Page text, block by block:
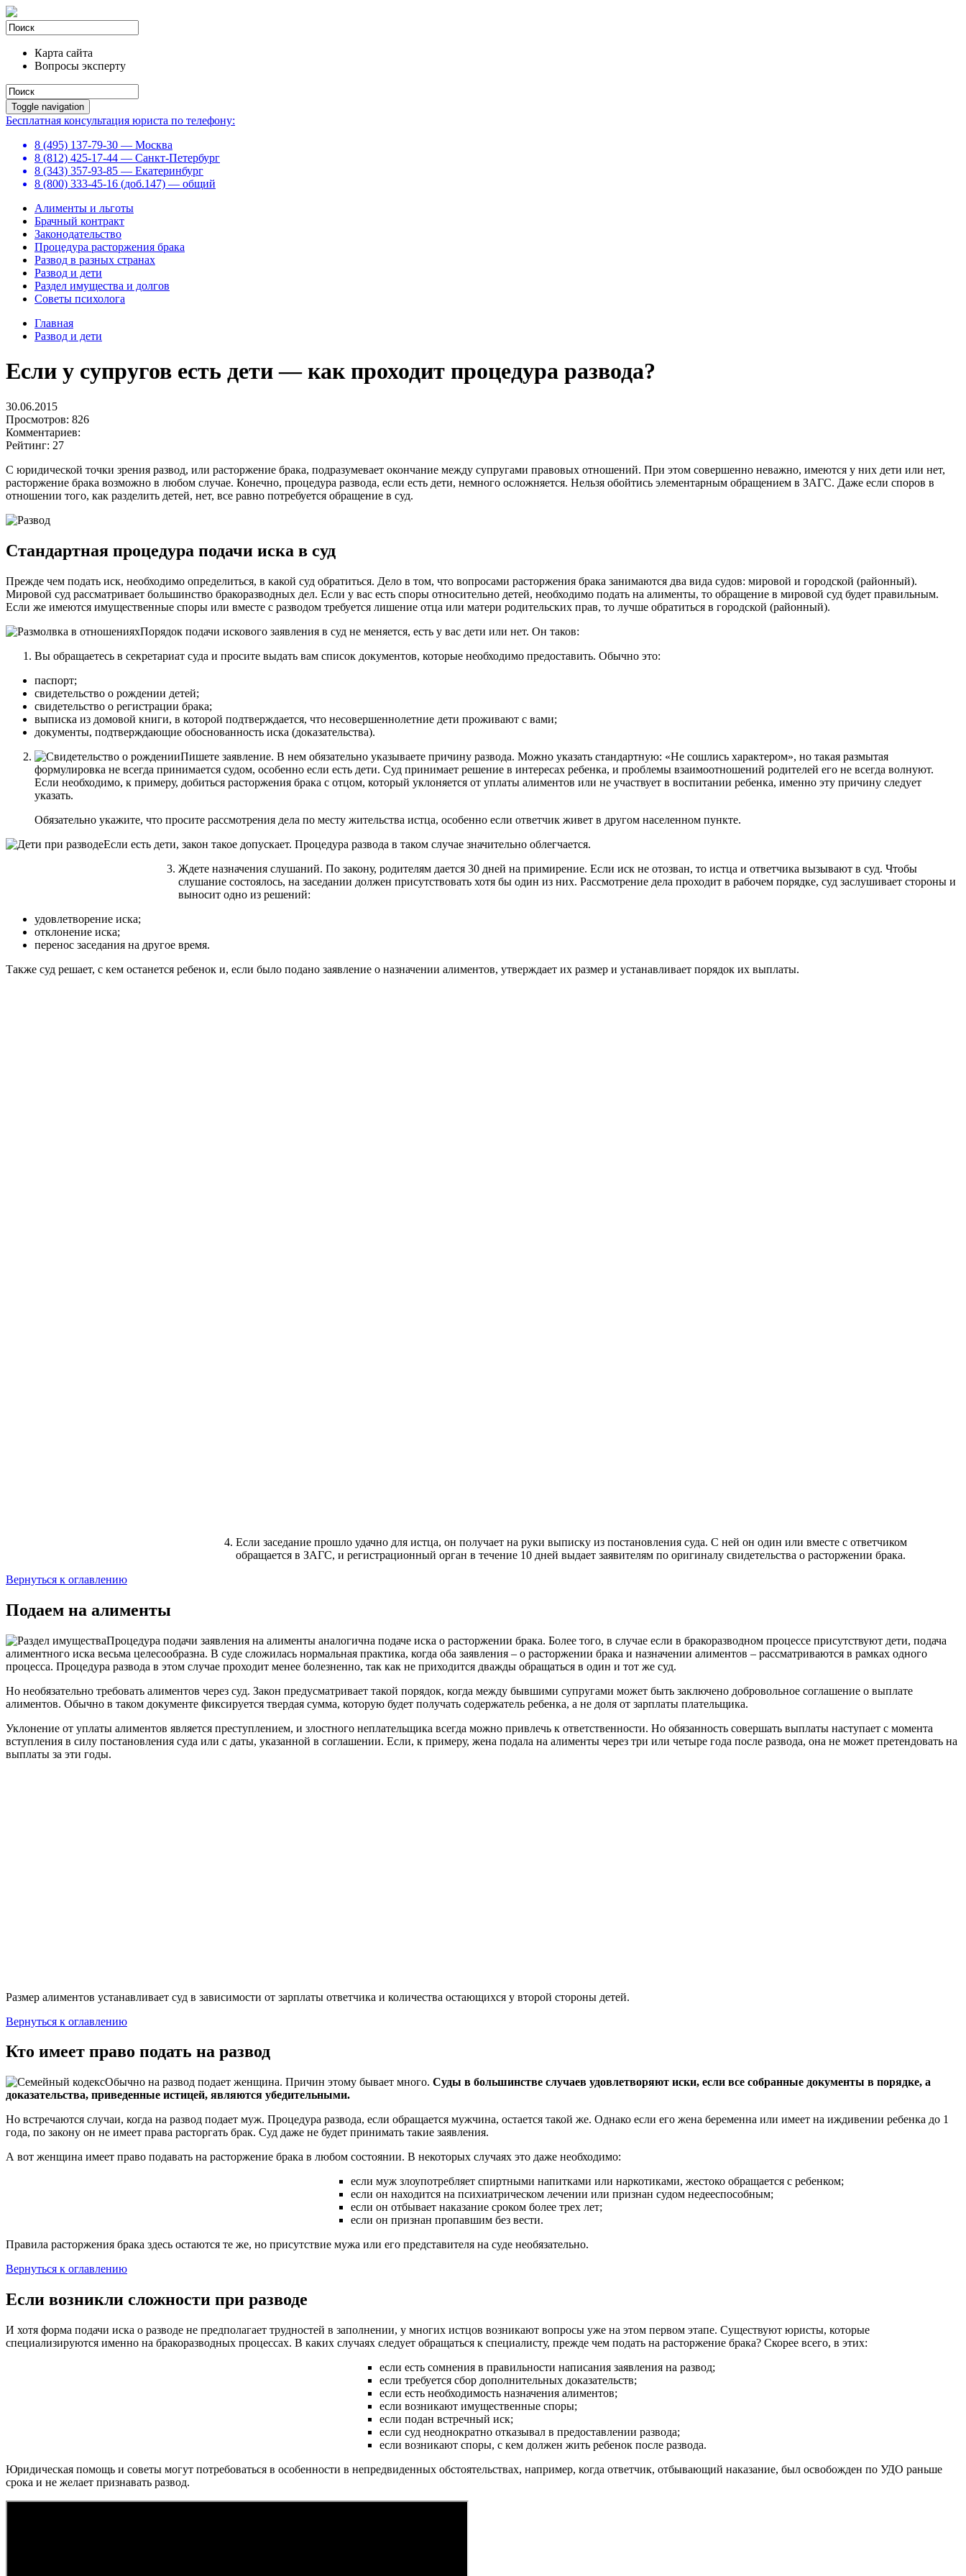
Карта сайта
Вопросы эксперту
Toggle navigation
Бесплатная консультация юриста по телефону:
8 (495) 137-79-30 — Москва
8 (812) 425-17-44 — Санкт-Петербург
8 (343) 357-93-85 — Екатеринбург
8 (800) 333-45-16 (доб.147) — общий
Алименты и льготы
Брачный контракт
Законодательство
Процедура расторжения брака
Развод в разных странах
Развод и дети
Раздел имущества и долгов
Советы психолога
Главная
Развод и дети
Если у супругов есть дети — как проходит процедура развода?
30.06.2015
Просмотров: 826
Комментариев:
Рейтинг: 27
С юридической точки зрения развод, или расторжение брака, подразумевает окончание между супругами правовых отношений. При этом совершенно неважно, имеются у них дети или нет,
расторжение брака возможно в любом случае. Конечно, процедура развода, если есть дети, немного осложняется. Нельзя обойтись элементарным обращением в ЗАГС. Даже если споров в
отношении того, как разделить детей, нет, все равно потребуется обращение в суд.
Стандартная процедура подачи иска в суд
Прежде чем подать иск, необходимо определиться, в какой суд обратиться. Дело в том, что вопросами расторжения брака занимаются два вида судов: мировой и городской (районный).
Мировой суд рассматривает большинство бракоразводных дел. Если у вас есть споры относительно детей, необходимо подать на алименты, то обращение в мировой суд будет правильным.
Если же имеются имущественные споры или вместе с разводом требуется лишение отца или матери родительских прав, то лучше обратиться в городской (районный).
Порядок подачи искового заявления в суд не меняется, есть у вас дети или нет. Он таков:
Вы обращаетесь в секретариат суда и просите выдать вам список документов, которые необходимо предоставить. Обычно это:
паспорт;
свидетельство о рождении детей;
свидетельство о регистрации брака;
выписка из домовой книги, в которой подтверждается, что несовершеннолетние дети проживают с вами;
документы, подтверждающие обоснованность иска (доказательства).
Пишете заявление. В нем обязательно указываете причину развода. Можно указать стандартную: «Не сошлись характером», но такая размытая
формулировка не всегда принимается судом, особенно если есть дети. Суд принимает решение в интересах ребенка, и проблемы взаимоотношений родителей его не всегда волнуют.
Если необходимо, к примеру, добиться расторжения брака с отцом, который уклоняется от уплаты алиментов или не участвует в воспитании ребенка, именно эту причину следует
указать.
Обязательно укажите, что просите рассмотрения дела по месту жительства истца, особенно если ответчик живет в другом населенном пункте.
Если есть дети, закон такое допускает. Процедура развода в таком случае значительно облегчается.
Ждете назначения слушаний. По закону, родителям дается 30 дней на примирение. Если иск не отозван, то истца и ответчика вызывают в суд. Чтобы
слушание состоялось, на заседании должен присутствовать хотя бы один из них. Рассмотрение дела проходит в рабочем порядке, суд заслушивает стороны и
выносит одно из решений:
удовлетворение иска;
отклонение иска;
перенос заседания на другое время.
Также суд решает, с кем останется ребенок и, если было подано заявление о назначении алиментов, утверждает их размер и устанавливает порядок их выплаты.
Если заседание прошло удачно для истца, он получает на руки выписку из постановления суда. С ней он один или вместе с ответчиком
обращается в ЗАГС, и регистрационный орган в течение 10 дней выдает заявителям по оригиналу свидетельства о расторжении брака.
Вернуться к оглавлению
Подаем на алименты
Процедура подачи заявления на алименты аналогична подаче иска о расторжении брака. Более того, в случае если в бракоразводном процессе присутствуют дети, подача
алиментного иска весьма целесообразна. В суде сложилась нормальная практика, когда оба заявления – о расторжении брака и назначении алиментов – рассматриваются в рамках одного
процесса. Процедура развода в этом случае проходит менее болезненно, так как не приходится дважды обращаться в один и тот же суд.
Но необязательно требовать алиментов через суд. Закон предусматривает такой порядок, когда между бывшими супругами может быть заключено добровольное соглашение о выплате
алиментов. Обычно в таком документе фиксируется твердая сумма, которую будет получать содержатель ребенка, а не доля от зарплаты плательщика.
Уклонение от уплаты алиментов является преступлением, и злостного неплательщика всегда можно привлечь к ответственности. Но обязанность совершать выплаты наступает с момента
вступления в силу постановления суда или с даты, указанной в соглашении. Если, к примеру, жена подала на алименты через три или четыре года после развода, она не может претендовать на
выплаты за эти годы.
Размер алиментов устанавливает суд в зависимости от зарплаты ответчика и количества остающихся у второй стороны детей.
Вернуться к оглавлению
Кто имеет право подать на развод
Обычно на развод подает женщина. Причин этому бывает много. Суды в большинстве случаев удовлетворяют иски, если все собранные документы в порядке, а
доказательства, приведенные истицей, являются убедительными.
Но встречаются случаи, когда на развод подает муж. Процедура развода, если обращается мужчина, остается такой же. Однако если его жена беременна или имеет на иждивении ребенка до 1
года, по закону он не имеет права расторгать брак. Суд даже не будет принимать такие заявления.
А вот женщина имеет право подавать на расторжение брака в любом состоянии. В некоторых случаях это даже необходимо:
если муж злоупотребляет спиртными напитками или наркотиками, жестоко обращается с ребенком;
если он находится на психиатрическом лечении или признан судом недееспособным;
если он отбывает наказание сроком более трех лет;
если он признан пропавшим без вести.
Правила расторжения брака здесь остаются те же, но присутствие мужа или его представителя на суде необязательно.
Вернуться к оглавлению
Если возникли сложности при разводе
И хотя форма подачи иска о разводе не предполагает трудностей в заполнении, у многих истцов возникают вопросы уже на этом первом этапе. Существуют юристы, которые
специализируются именно на бракоразводных процессах. В каких случаях следует обращаться к специалисту, прежде чем подать на расторжение брака? Скорее всего, в этих:
если есть сомнения в правильности написания заявления на развод;
если требуется сбор дополнительных доказательств;
если есть необходимость назначения алиментов;
если возникают имущественные споры;
если подан встречный иск;
если суд неоднократно отказывал в предоставлении развода;
если возникают споры, с кем должен жить ребенок после развода.
Юридическая помощь и советы могут потребоваться в особенности в непредвиденных обстоятельствах, например, когда ответчик, отбывающий наказание, был освобожден по УДО раньше
срока и не желает признавать развод.